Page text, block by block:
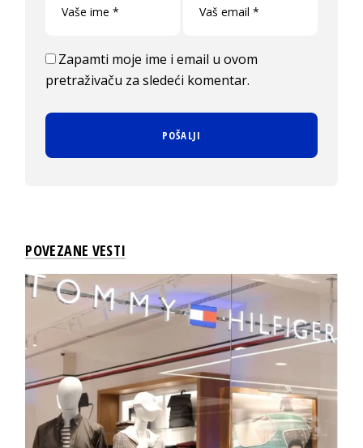
Zapamti moje ime i email u ovom
pretraživaču za sledeći komentar.
POVEZANE VESTI